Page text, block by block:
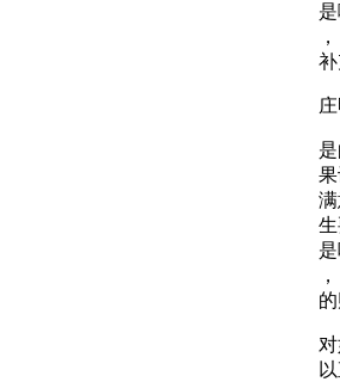
补